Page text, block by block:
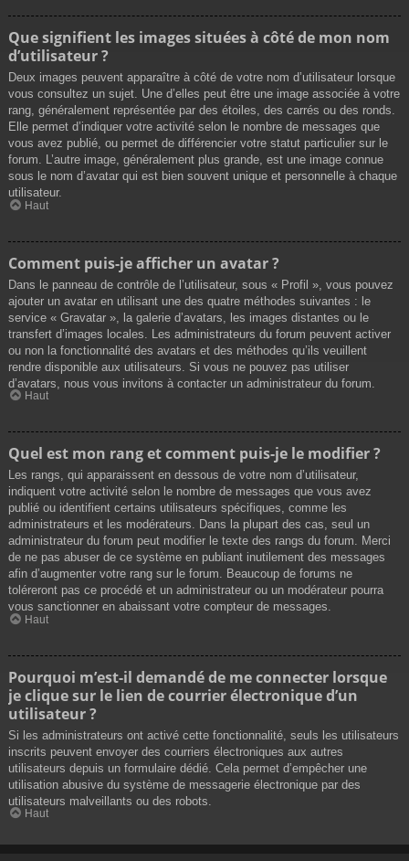
Que signifient les images situées à côté de mon nom
d’utilisateur ?
Deux images peuvent apparaître à côté de votre nom d’utilisateur lorsque
vous consultez un sujet. Une d’elles peut être une image associée à votre
rang, généralement représentée par des étoiles, des carrés ou des ronds.
Elle permet d’indiquer votre activité selon le nombre de messages que
vous avez publié, ou permet de différencier votre statut particulier sur le
forum. L’autre image, généralement plus grande, est une image connue
sous le nom d’avatar qui est bien souvent unique et personnelle à chaque
utilisateur.
Haut
Comment puis-je afficher un avatar ?
Dans le panneau de contrôle de l’utilisateur, sous « Profil », vous pouvez
ajouter un avatar en utilisant une des quatre méthodes suivantes : le
service « Gravatar », la galerie d’avatars, les images distantes ou le
transfert d’images locales. Les administrateurs du forum peuvent activer
ou non la fonctionnalité des avatars et des méthodes qu’ils veuillent
rendre disponible aux utilisateurs. Si vous ne pouvez pas utiliser
d’avatars, nous vous invitons à contacter un administrateur du forum.
Haut
Quel est mon rang et comment puis-je le modifier ?
Les rangs, qui apparaissent en dessous de votre nom d’utilisateur,
indiquent votre activité selon le nombre de messages que vous avez
publié ou identifient certains utilisateurs spécifiques, comme les
administrateurs et les modérateurs. Dans la plupart des cas, seul un
administrateur du forum peut modifier le texte des rangs du forum. Merci
de ne pas abuser de ce système en publiant inutilement des messages
afin d’augmenter votre rang sur le forum. Beaucoup de forums ne
toléreront pas ce procédé et un administrateur ou un modérateur pourra
vous sanctionner en abaissant votre compteur de messages.
Haut
Pourquoi m’est-il demandé de me connecter lorsque
je clique sur le lien de courrier électronique d’un
utilisateur ?
Si les administrateurs ont activé cette fonctionnalité, seuls les utilisateurs
inscrits peuvent envoyer des courriers électroniques aux autres
utilisateurs depuis un formulaire dédié. Cela permet d’empêcher une
utilisation abusive du système de messagerie électronique par des
utilisateurs malveillants ou des robots.
Haut